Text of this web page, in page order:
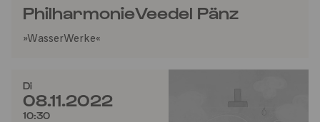
PhilharmonieVeedel Pänz
»WasserWerke«
Di
08.11.2022
10:30